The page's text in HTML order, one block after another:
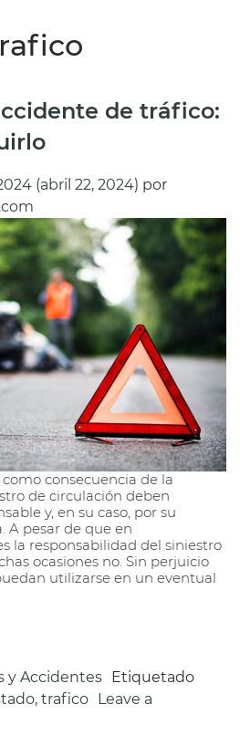
ES
de tráfico:
(abril 22, 2024) por
consecuencia de la
de circulación deben
y, en su caso, por su
A pesar de que en
la responsabilidad del siniestro
ocasiones no. Sin perjuicio
utilizarse en un eventual
y Accidentes
Etiquetado
, trafico
Leave a